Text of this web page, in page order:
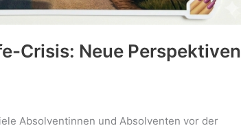
Crisis: Neue Perspektiven
Absolventinnen und Absolventen vor der